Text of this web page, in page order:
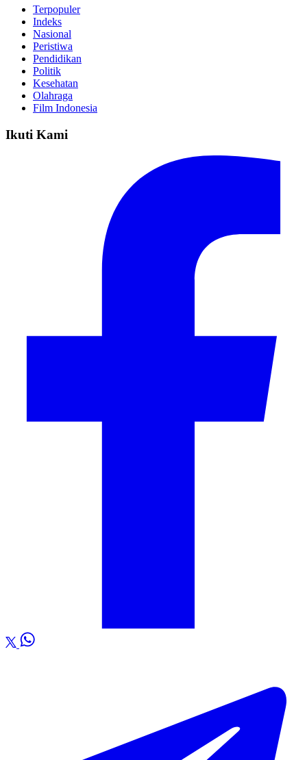
Terpopuler
Indeks
Nasional
Peristiwa
Pendidikan
Politik
Kesehatan
Olahraga
Film Indonesia
Ikuti Kami